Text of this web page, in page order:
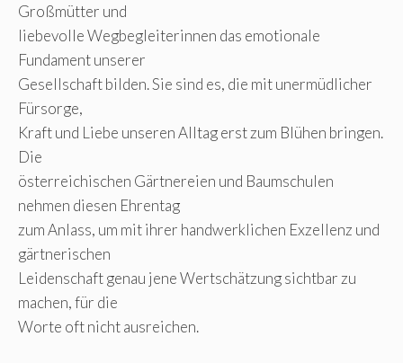
Großmütter und
liebevolle Wegbegleiterinnen das emotionale
Fundament unserer
Gesellschaft bilden. Sie sind es, die mit unermüdlicher
Fürsorge,
Kraft und Liebe unseren Alltag erst zum Blühen bringen.
Die
österreichischen Gärtnereien und Baumschulen
nehmen diesen Ehrentag
zum Anlass, um mit ihrer handwerklichen Exzellenz und
gärtnerischen
Leidenschaft genau jene Wertschätzung sichtbar zu
machen, für die
Worte oft nicht ausreichen.